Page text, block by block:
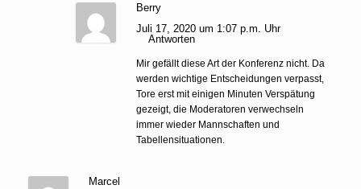
Berry
Juli 17, 2020 um 1:07 p.m. Uhr
Antworten
Mir gefällt diese Art der Konferenz nicht. Da
werden wichtige Entscheidungen verpasst,
Tore erst mit einigen Minuten Verspätung
gezeigt, die Moderatoren verwechseln
immer wieder Mannschaften und
Tabellensituationen.
Marcel